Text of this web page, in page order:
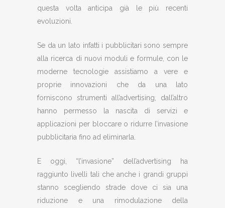
questa volta anticipa già le più recenti
evoluzioni.
Se da un lato infatti i pubblicitari sono sempre
alla ricerca di nuovi moduli e formule, con le
moderne tecnologie assistiamo a vere e
proprie innovazioni che da una lato
forniscono strumenti all’advertising, dall’altro
hanno permesso la nascita di servizi e
applicazioni per bloccare o ridurre l’invasione
pubblicitaria fino ad eliminarla.
E oggi, “l’invasione” dell’advertising ha
raggiunto livelli tali che anche i grandi gruppi
stanno scegliendo strade dove ci sia una
riduzione e una rimodulazione della